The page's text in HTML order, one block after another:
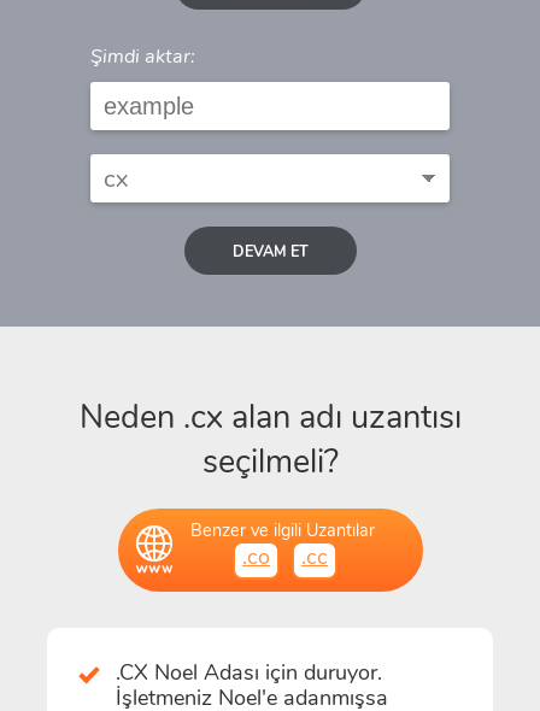
Şimdi aktar:
DEVAM ET
Neden .cx alan adı uzantısı
seçilmeli?
Benzer ve ilgili Uzantılar
.co .cc
.CX Noel Adası için duruyor.
İşletmeniz Noel'e adanmışsa